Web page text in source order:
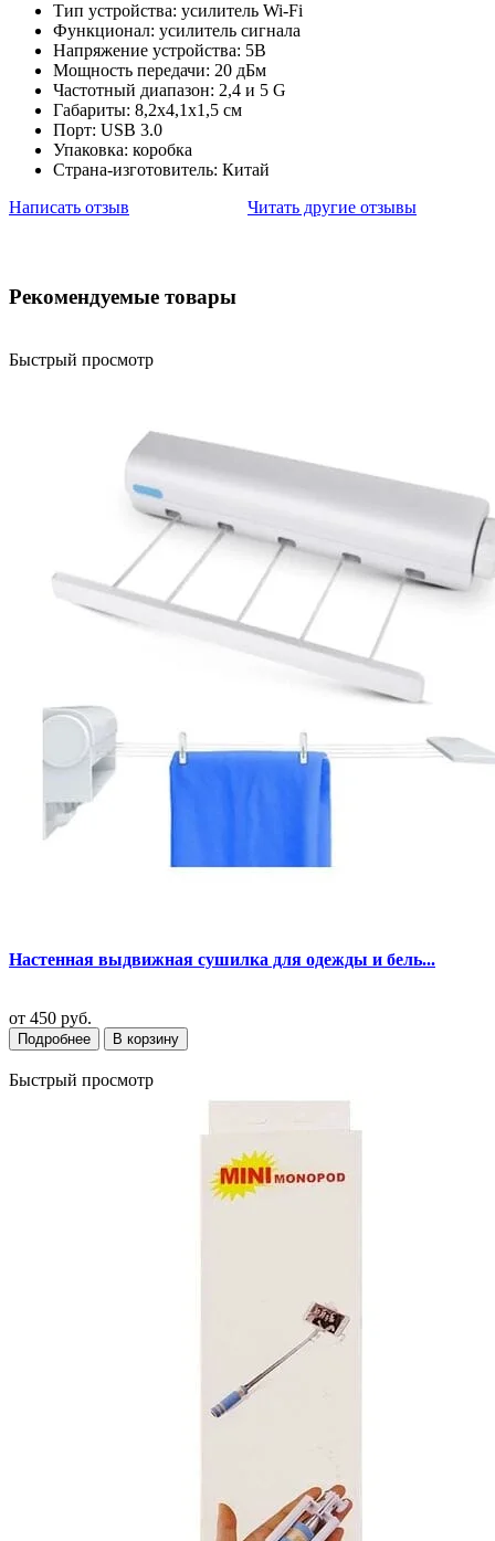
Тип устройства: усилитель Wi-Fi
Функционал: усилитель сигнала
Напряжение устройства: 5В
Мощность передачи: 20 дБм
Частотный диапазон: 2,4 и 5 G
Габариты: 8,2х4,1х1,5 см
Порт: USB 3.0
Упаковка: коробка
Страна-изготовитель: Китай
Написать отзыв
Читать другие отзывы
Рекомендуемые товары
Быстрый просмотр
Настенная выдвижная сушилка для одежды и бель...
от 450 руб.
Подробнее В корзину
Быстрый просмотр